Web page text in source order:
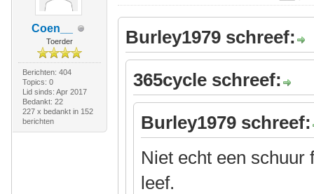
Coen__
Toerder
Berichten: 404
Topics: 0
Lid sinds: Apr 2017
Bedankt: 22
227 x bedankt in 152
berichten
Burley1979 schreef:
365cycle schreef:
Burley1979 schreef:
Niet echt een schuur
leef.